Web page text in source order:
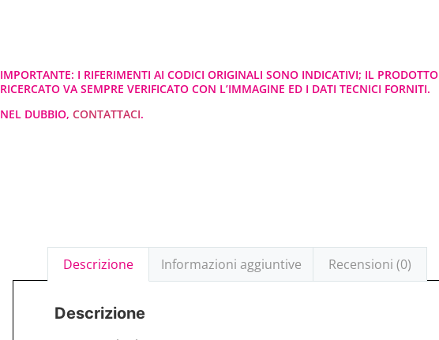
IMPORTANTE: I RIFERIMENTI AI CODICI ORIGINALI SONO INDICATIVI; IL PRODOTTO
RICERCATO VA SEMPRE VERIFICATO CON L’IMMAGINE ED I DATI TECNICI FORNITI.
NEL DUBBIO, CONTATTACI.
Descrizione Informazioni aggiuntive Recensioni (0)
Descrizione